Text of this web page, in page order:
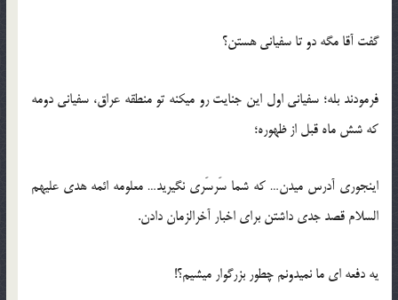
گفت آقا مگه دو تا سفیانی هستن؟
فرمودند بله؛ سفیانی اول این جنایت رو میکنه تو منطقه عراق، سفیانی دومه
که شش ماه قبل از ظهوره؛
اینجوری آدرس میدن… که شما سَرسَری نگیرید… معلومه ائمه هدی علیهم
السلام قصد جدی داشتن برای اخبار آخرالزمان دادن.
یه دفعه ای ما نمیدونم چطور بزرگوار میشیم؟!